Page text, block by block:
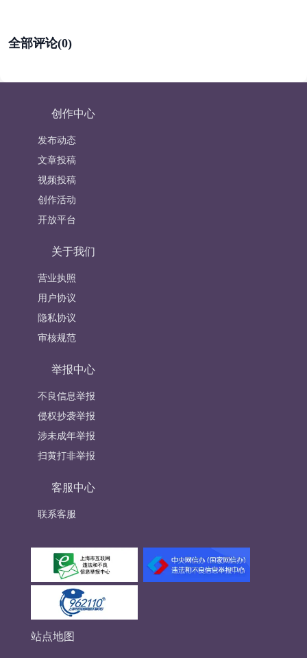
全部评论(0)
创作中心
发布动态
文章投稿
视频投稿
创作活动
开放平台
关于我们
营业执照
用户协议
隐私协议
审核规范
举报中心
不良信息举报
侵权抄袭举报
涉未成年举报
扫黄打非举报
客服中心
联系客服
站点地图